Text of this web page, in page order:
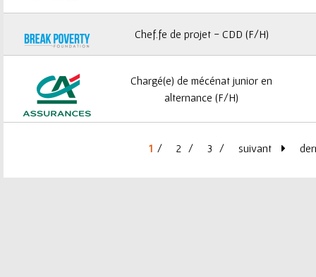
Chef.fe de projet - CDD (F/H)
Chargé(e) de mécénat junior en
alternance (F/H)
1 2 3 suivant